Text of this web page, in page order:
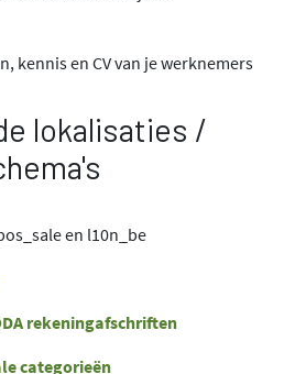
kennis en CV van je werknemers
lokalisaties /
en l10n_be
rekeningafschriften
categorieën